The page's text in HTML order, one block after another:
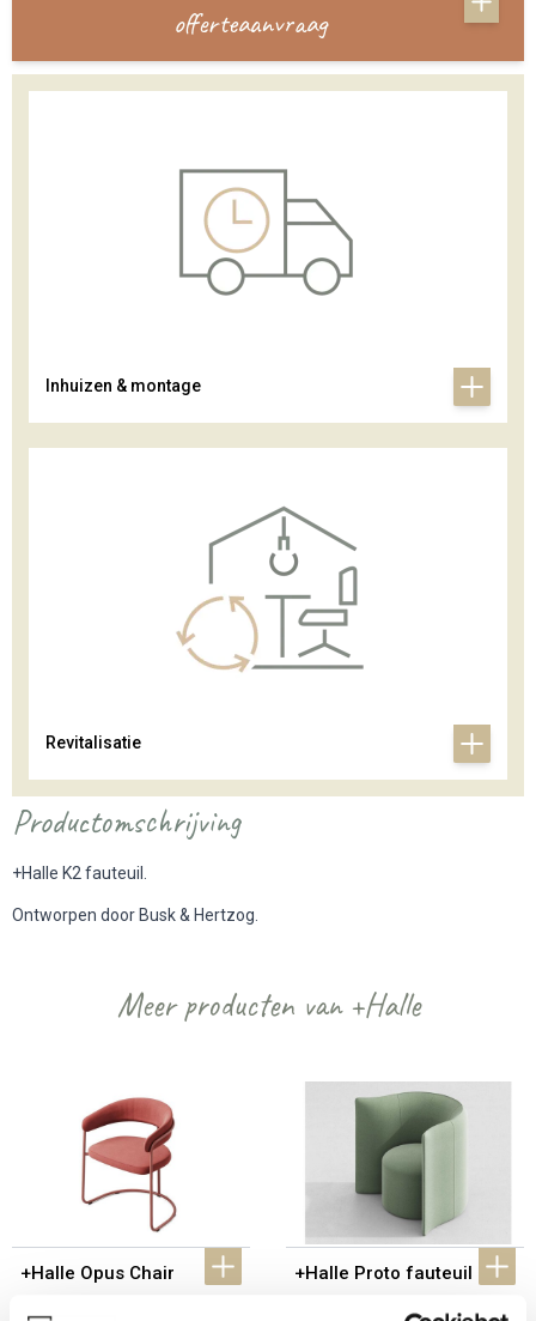
offerteaanvraag
Inhuizen & montage
Revitalisatie
Productomschrijving
+Halle K2 fauteuil.
Ontworpen door Busk & Hertzog.
Meer producten van +Halle
+Halle Opus Chair +Halle Proto fauteuil